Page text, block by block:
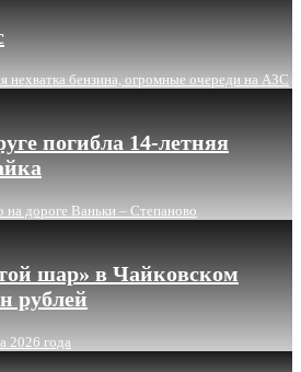
нехватка бензина, огромные очереди на АЗС
погибла 14-летняя
дороге Ваньки – Степаново
шар» в Чайковском
рублей
2026 года